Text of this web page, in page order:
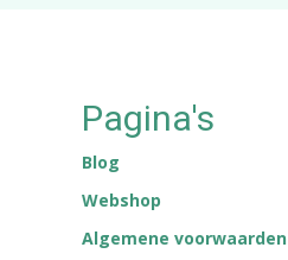
Pagina's
Blog
Webshop
Algemene voorwaarden